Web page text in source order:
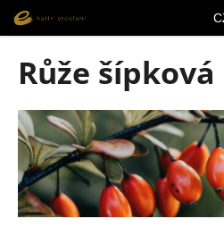
obsah
Růže šípková
o
o
p
o
t
ř